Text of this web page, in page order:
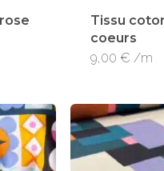
Tissu
coeurs
9,00 € /m